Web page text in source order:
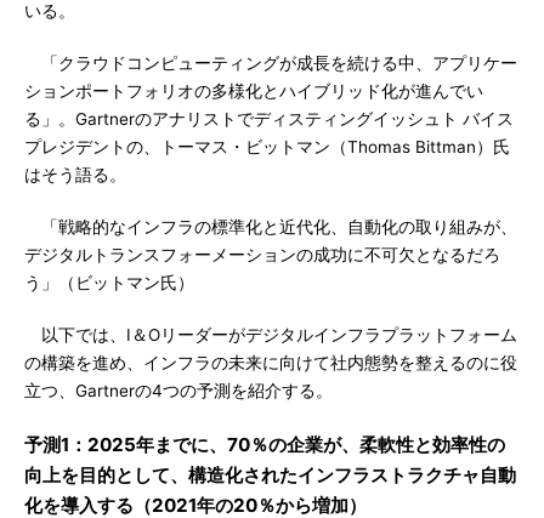
いる。
「クラウドコンピューティングが成長を続ける中、アプリケー
ションポートフォリオの多様化とハイブリッド化が進んでい
る」。Gartnerのアナリストでディスティングイッシュト バイス
プレジデントの、トーマス・ビットマン（Thomas Bittman）氏
はそう語る。
「戦略的なインフラの標準化と近代化、自動化の取り組みが、
デジタルトランスフォーメーションの成功に不可欠となるだろ
う」（ビットマン氏）
以下では、I＆Oリーダーがデジタルインフラプラットフォーム
の構築を進め、インフラの未来に向けて社内態勢を整えるのに役
立つ、Gartnerの4つの予測を紹介する。
予測1：2025年までに、70％の企業が、柔軟性と効率性の
向上を目的として、構造化されたインフラストラクチャ自動
化を導入する（2021年の20％から増加）